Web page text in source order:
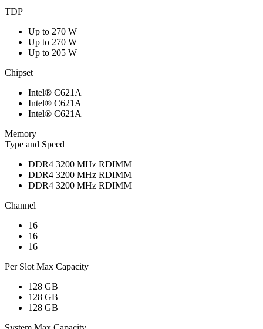
TDP
Up to 270 W
Up to 270 W
Up to 205 W
Chipset
Intel® C621A
Intel® C621A
Intel® C621A
Memory
Type and Speed
DDR4 3200 MHz RDIMM
DDR4 3200 MHz RDIMM
DDR4 3200 MHz RDIMM
Channel
16
16
16
Per Slot Max Capacity
128 GB
128 GB
128 GB